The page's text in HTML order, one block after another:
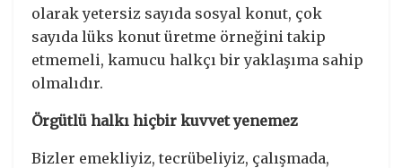
olarak yetersiz sayıda sosyal konut, çok
sayıda lüks konut üretme örneğini takip
etmemeli, kamucu halkçı bir yaklaşıma sahip
olmalıdır.
Örgütlü halkı hiçbir kuvvet yenemez
Bizler emekliyiz, tecrübeliyiz, çalışmada,